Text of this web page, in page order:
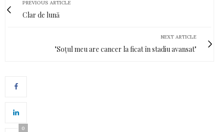
PREVIOUS ARTICLE
Clar de lună
NEXT ARTICLE
"Soțul meu are cancer la ficat în stadiu avansat"
0